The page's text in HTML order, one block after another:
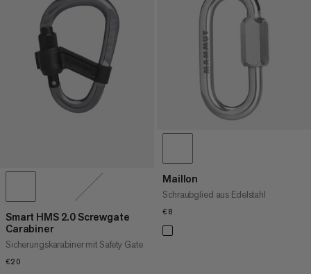
Smart HMS 2.0 Screwgate
Carabiner
Sicherungskarabiner mit Safety Gate
€20
Maillon
Schraubglied aus Edelstahl
€8